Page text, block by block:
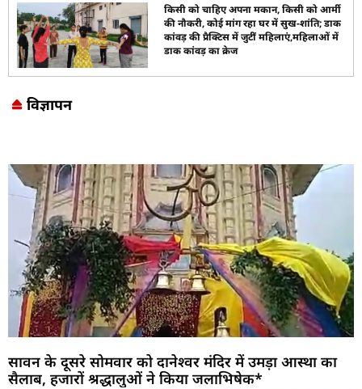
किसी को चाहिए अपना मकान, किसी को आर्मी
की नौकरी, कोई मांग रहा घर में सुख-शांति; डाक
कांवड़ की प्रैक्टिस में जुटीं महिलाएं,महिलाओं में
डाक कांवड़ का क्रेज
विज्ञापन
सावन के दूसरे सोमवार को दानेश्वर मंदिर में उमड़ा आस्था का
सैलाब, हजारों श्रद्धालुओं ने किया जलाभिषेक*